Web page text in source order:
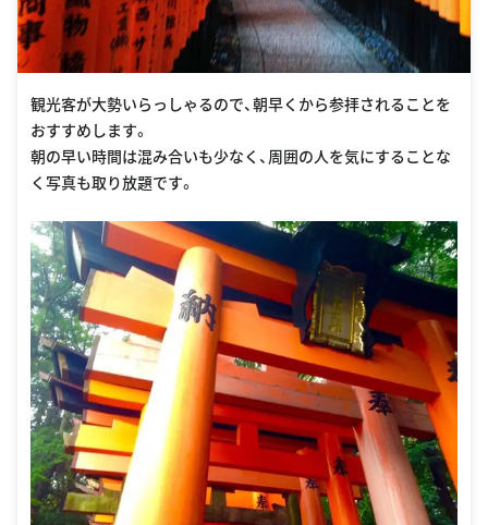
観光客が大勢いらっしゃるので、朝早くから参拝されることを
おすすめします。
朝の早い時間は混み合いも少なく、周囲の人を気にすることな
く写真も取り放題です。